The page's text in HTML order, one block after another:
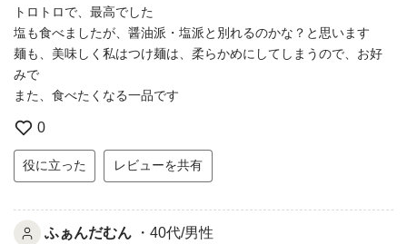
トロトロで、最高でした
塩も食べましたが、醤油派・塩派と別れるのかな？と思います
麺も、美味しく私はつけ麺は、柔らかめにしてしまうので、お好
みで
また、食べたくなる一品です
0
役に立った レビューを共有
ふぁんだむん ・40代/男性